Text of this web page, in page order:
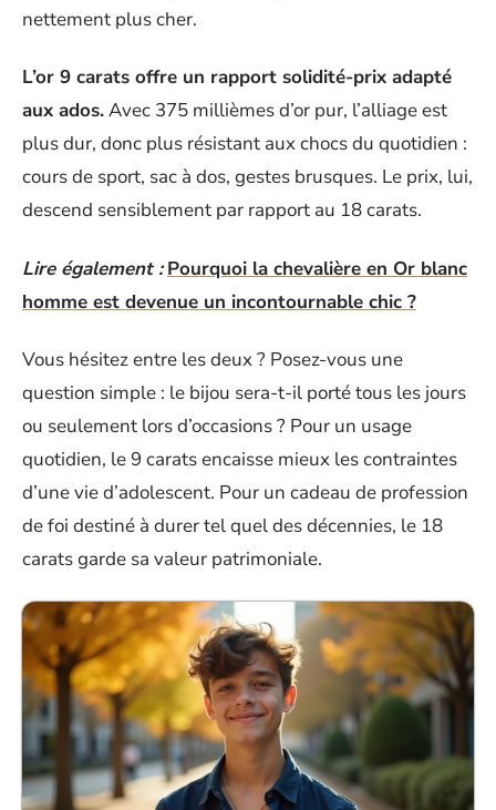
nettement plus cher.
L’or 9 carats offre un rapport solidité-prix adapté
aux ados.Avec 375 millièmes d’or pur, l’alliage est
plus dur, donc plus résistant aux chocs du quotidien :
cours de sport, sac à dos, gestes brusques. Le prix, lui,
descend sensiblement par rapport au 18 carats.
Lire également : Pourquoi la chevalière en Or blanc
homme est devenue un incontournable chic ?
Vous hésitez entre les deux ? Posez-vous une
question simple : le bijou sera-t-il porté tous les jours
ou seulement lors d’occasions ? Pour un usage
quotidien, le 9 carats encaisse mieux les contraintes
d’une vie d’adolescent. Pour un cadeau de profession
de foi destiné à durer tel quel des décennies, le 18
carats garde sa valeur patrimoniale.